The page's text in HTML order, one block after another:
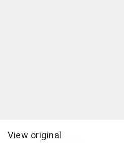
View original